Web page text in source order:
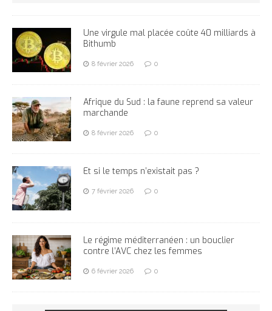
Une virgule mal placée coûte 40 milliards à
Bithumb
8 février 2026 0
Afrique du Sud : la faune reprend sa valeur
marchande
8 février 2026 0
Et si le temps n’existait pas ?
7 février 2026 0
Le régime méditerranéen : un bouclier
contre l’AVC chez les femmes
6 février 2026 0